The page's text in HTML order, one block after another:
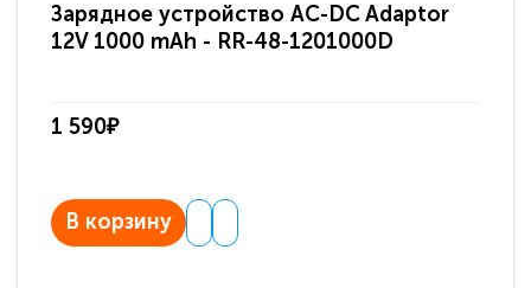
Зарядное устройство AC-DC Adaptor
12V 1000 mAh - RR-48-1201000D
1 590₽
В корзину